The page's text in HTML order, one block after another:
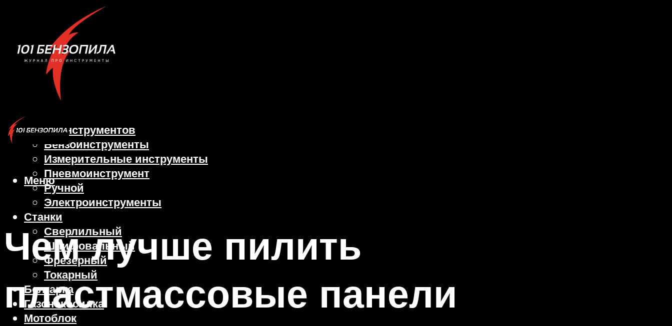
Виды инструментов
Бензоинструменты
Измерительные инструменты
Пневмоинструмент
Ручной
Электроинструменты
Станки
Сверлильный
Шлифовальный
Фрезерный
Токарный
Болгарка
Газонокосилка
Мотоблок
Меню
Чем лучше пилить
пластмассовые панели